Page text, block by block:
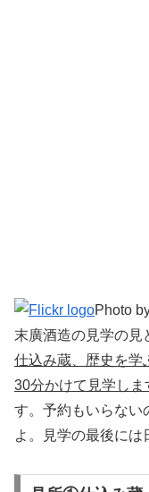
Photo
末廣酒造の見学の見
仕込み蔵、歴史を学
30分かけて見学しま
す。予約もいらない
よ。見学の最後には